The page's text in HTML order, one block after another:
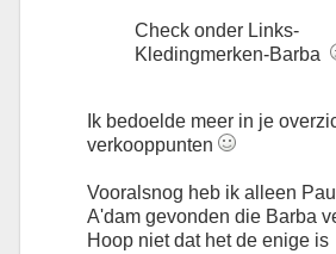
Check onder Links-
Kledingmerken-Barba
Ik bedoelde meer in je
verkooppunten
Vooralsnog heb ik alleen
A'dam gevonden die Barba
Hoop niet dat het de enige is